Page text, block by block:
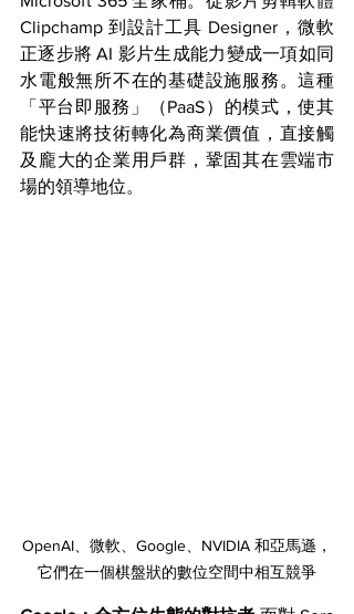
Clipchamp 到設計工具 Designer，微軟
正逐步將 AI 影片生成能力變成一項如同
水電般無所不在的基礎設施服務。這種
「平台即服務」（PaaS）的模式，使其
能快速將技術轉化為商業價值，直接觸
及龐大的企業用戶群，鞏固其在雲端市
場的領導地位。
OpenAI、微軟、Google、NVIDIA 和亞馬遜，
它們在一個棋盤狀的數位空間中相互競爭